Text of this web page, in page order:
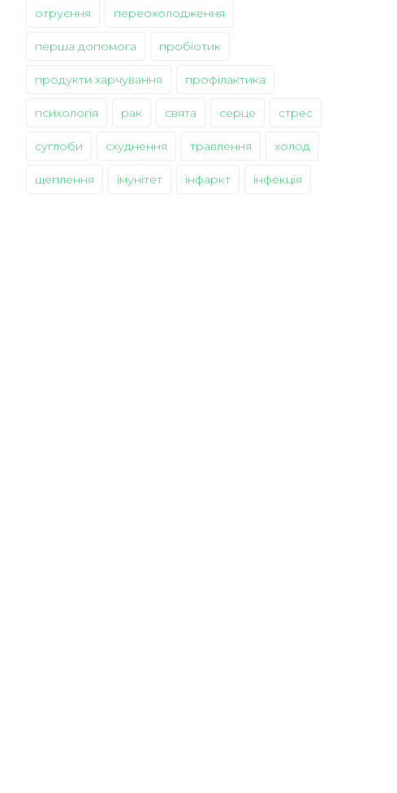
отруєння переохолодження
перша допомога пробіотик
продукти харчування профілактика
психологія рак свята серце стрес
суглоби схуднення травлення холод
щеплення імунітет інфаркт інфекція